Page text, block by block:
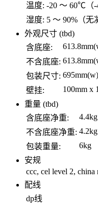
温度: -20 ～ 60℃（-
湿度: 5 ～ 90%（无
外观尺寸 (tbd)
含底座:
不含底座:
包装尺寸:
壁挂:
100mm x
重量 (tbd)
含底座净重:
4.4kg
不含底座净重: 4.2kg
包装重量:
6kg
安规
ccc, cel level 2, china
配线
dp线